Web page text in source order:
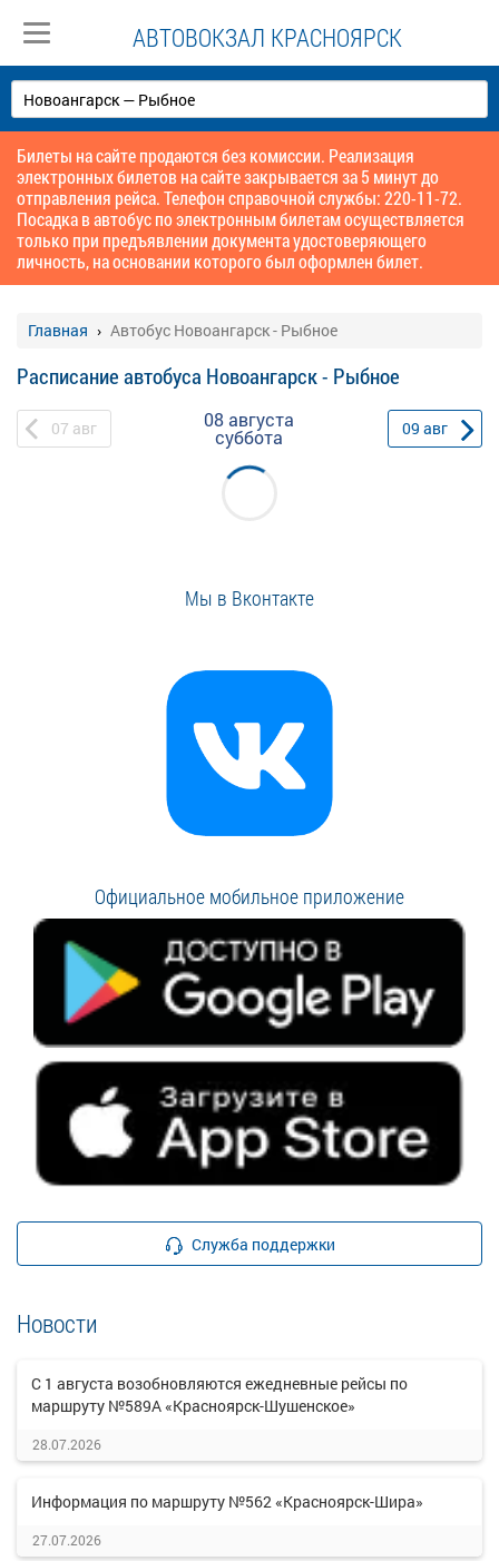
АВТОВОКЗАЛ КРАСНОЯРСК
Билеты на сайте продаются без комиссии. Реализация
электронных билетов на сайте закрывается за 5 минут до
отправления рейса. Телефон справочной службы: 220-11-72.
Посадка в автобус по электронным билетам осуществляется
только при предъявлении документа удостоверяющего
личность, на основании которого был оформлен билет.
Главная Автобус Новоангарск - Рыбное
Расписание автобуса Новоангарск - Рыбное
07 авг 08 августа
суббота 09 авг
Мы в Вконтакте
Официальное мобильное приложение
Служба поддержки
Новости
С 1 августа возобновляются ежедневные рейсы по
маршруту №589А «Красноярск-Шушенское»
28.07.2026
Информация по маршруту №562 «Красноярск-Шира»
27.07.2026